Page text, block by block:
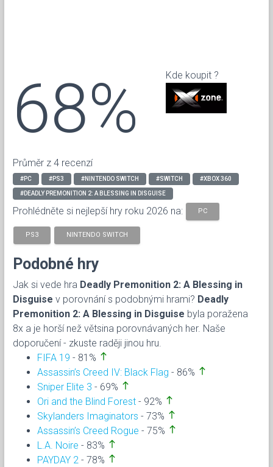
68%
Průměr z 4 recenzí
Kde koupit ?
#PC #PS3 #NINTENDO SWITCH #SWITCH #XBOX 360
#DEADLY PREMONITION 2: A BLESSING IN DISGUISE
Prohlédněte si nejlepší hry roku 2026 na: PC
PS3 NINTENDO SWITCH
Podobné hry
Jak si vede hra Deadly Premonition 2: A Blessing in
Disguise v porovnání s podobnými hrami? Deadly
Premonition 2: A Blessing in Disguise byla poražena
8x a je horší než větsina porovnávaných her. Naše
doporučení - zkuste raději jinou hru.
FIFA 19 - 81% north
Assassin’s Creed IV: Black Flag - 86% north
Sniper Elite 3 - 69% north
Ori and the Blind Forest - 92% north
Skylanders Imaginators - 73% north
Assassin’s Creed Rogue - 75% north
L.A. Noire - 83% north
PAYDAY 2 - 78% north